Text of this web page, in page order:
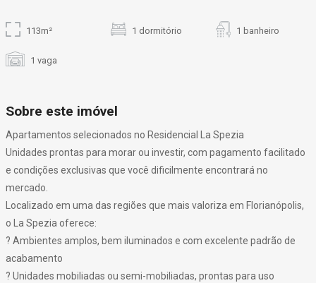
113m² 1 dormitório 1 banheiro
1 vaga
Sobre este imóvel
Apartamentos selecionados no Residencial La Spezia
Unidades prontas para morar ou investir, com pagamento facilitado
e condições exclusivas que você dificilmente encontrará no
mercado.
Localizado em uma das regiões que mais valoriza em Florianópolis,
o La Spezia oferece:
? Ambientes amplos, bem iluminados e com excelente padrão de
acabamento
? Unidades mobiliadas ou semi-mobiliadas, prontas para uso